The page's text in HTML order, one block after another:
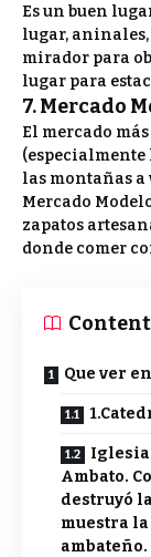
Es un buen
lugar,
mirador para
lugar para
7. Mercado
El mercado
(especialmente
las montañas a
Mercado
zapatos
donde comer
Que ver
Iglesia
Ambato.
destruyó
muestra